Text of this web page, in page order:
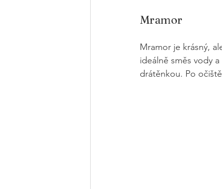
Mramor
Mramor je krásný,
ideálně směs vody
drátěnkou. Po